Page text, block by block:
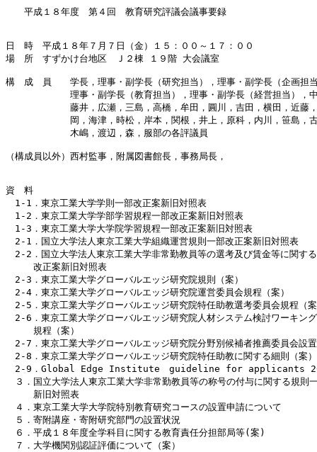
平成１８年度　第４回　教育研究評議会議事要録
日　時　平成１８年７月７日（金）１５：００～１７：００
場　所　すずかけ台地区　Ｊ２棟 １９階 大会議室
構　成　員　　学長，理事・副学長（研究担当），理事・副学長（企画担
理事・副学長（教育担当），理事・副学長（経営担当），中
藤井，広瀬，三島，高橋，牟田，圓川，吉田，横田，近藤，
岡，海津，時松，岸本，関根，井上，原科，内川，笹島，古
木嶋，渡辺，森，服部の各評議員
（構成員以外）西村監事，附属図書館長，事務局長，
資　料
1-1．東京工業大学学則一部改正案新旧対照表
1-2．東京工業大学学部学習規程一部改正案新旧対照表
1-3．東京工業大学大学院学習規程一部改正案新旧対照表
2-1．国立大学法人東京工業大学組織運営規則一部改正案新旧対照表
2-2．国立大学法人東京工業大学非常勤教員等の選考及び賃金等に関す
改正案新旧対照表
2-3．東京工業大学グローバルエッジ研究院規則（案）
2-4．東京工業大学グローバルエッジ研究院運営委員会規程（案）
2-5．東京工業大学グローバルエッジ研究院特任助教選考委員会規程（
2-6．東京工業大学グローバルエッジ研究院人材システム検討ワーキン
規程（案）
2-7．東京工業大学グローバルエッジ研究院分野別候補者推薦委員会設
2-8．東京工業大学グローバルエッジ研究院特任助教に関する細則（案）
2-9．Global Edge Institute　guideline for applicants
３．国立大学法人東京工業大学非常勤教員等の称号の付与に関する規則
新旧対照表
４．東京工業大学大学院特別教育研究コースの設置申請について
５．寄附講座・寄附研究部門の設置状況
６．平成１８年度全学科目に関する教育責任分担部局等(案)
７．大学機関別認証評価について（案）